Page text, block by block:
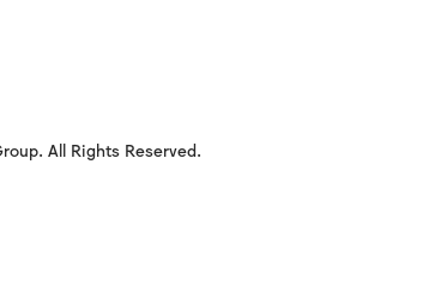
All Rights Reserved.